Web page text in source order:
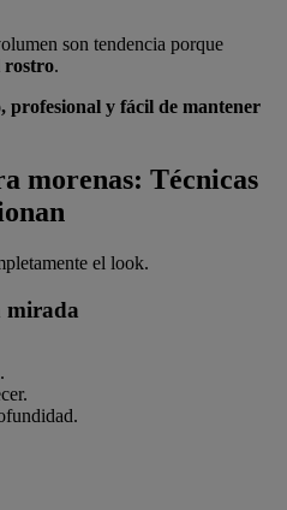
son tendencia porque
rostro.
profesional y fácil de mantener
morenas: Técnicas
el look.
mirada